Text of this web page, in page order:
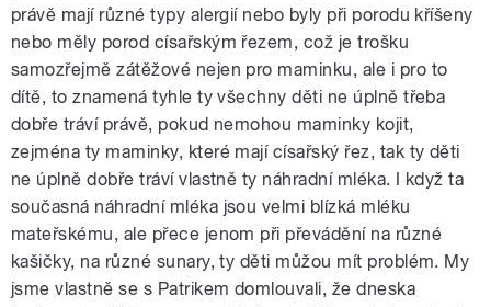
právě mají různé typy alergií nebo byly při porodu kříšeny
nebo měly porod císařským řezem, což je trošku
samozřejmě zátěžové nejen pro maminku, ale i pro to
dítě, to znamená tyhle ty všechny děti ne úplně třeba
dobře tráví právě, pokud nemohou maminky kojit,
zejména ty maminky, které mají císařský řez, tak ty děti
ne úplně dobře tráví vlastně ty náhradní mléka. I když ta
současná náhradní mléka jsou velmi blízká mléku
mateřskému, ale přece jenom při převádění na různé
kašičky, na různé sunary, ty děti můžou mít problém. My
jsme vlastně se s Patrikem domlouvali, že dneska